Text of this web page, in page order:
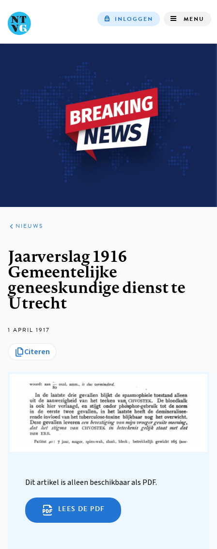
INLOGGEN MENU
ARTIKELEN
HET
KORT
NIEUWS
Jaarverslag 1916
Gemeentelijke
geneeskundige dienst te
Utrecht
1 APRIL 1917
Citeren
Dit artikel is alleen beschikbaar als PDF.
LEES DE PDF